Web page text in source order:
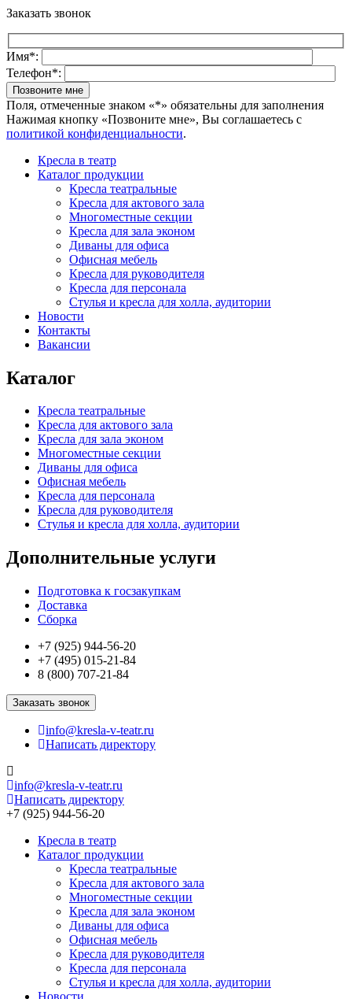
Заказать звонок
Имя*:
Телефон*:
Поля, отмеченные знаком «*» обязательны для заполнения
Нажимая кнопку «Позвоните мне», Вы соглашаетесь с
политикой конфиденциальности.
Кресла в театр
Каталог продукции
Кресла театральные
Кресла для актового зала
Многоместные секции
Кресла для зала эконом
Диваны для офиса
Офисная мебель
Кресла для руководителя
Кресла для персонала
Стулья и кресла для холла, аудитории
Новости
Контакты
Вакансии
Каталог
Кресла театральные
Кресла для актового зала
Кресла для зала эконом
Многоместные секции
Диваны для офиса
Офисная мебель
Кресла для персонала
Кресла для руководителя
Стулья и кресла для холла, аудитории
Дополнительные услуги
Подготовка к госзакупкам
Доставка
Сборка
+7 (925) 944-56-20
+7 (495) 015-21-84
8 (800) 707-21-84
Заказать звонок
info@kresla-v-teatr.ru
Написать директору
info@kresla-v-teatr.ru
Написать директору
+7 (925) 944-56-20
Кресла в театр
Каталог продукции
Кресла театральные
Кресла для актового зала
Многоместные секции
Кресла для зала эконом
Диваны для офиса
Офисная мебель
Кресла для руководителя
Кресла для персонала
Стулья и кресла для холла, аудитории